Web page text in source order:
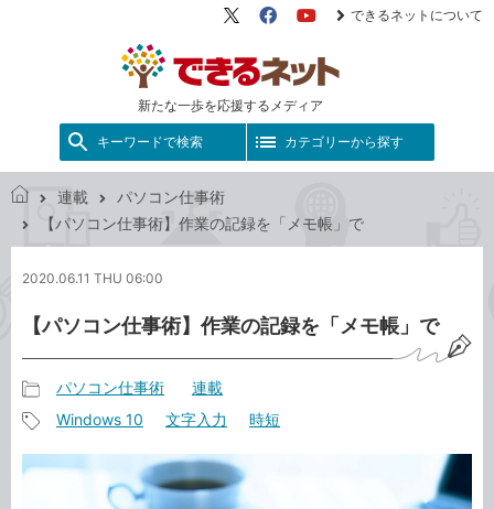
新たな一歩を応援するメディア
X（旧
FacebookYouTube
できるネットについて
キーワードで検索 カテゴリーから探す
ネ
ト
連載
パソコン仕事術
【パソコン仕事術】作業の記録を「メモ帳」で
2020.06.11 THU 06:00
【パソコン仕事術】作業の記録を「メモ帳」で
事
カ
パソコン仕事術 連載
事
Windows 10 文字入力 時短